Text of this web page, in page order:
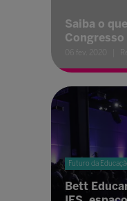
Saiba o
06 fev. 2020
Futuro da
Bett